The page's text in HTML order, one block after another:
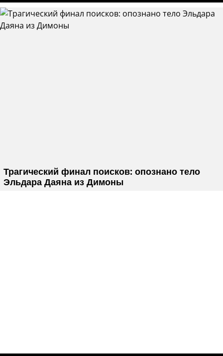
Трагический финал поисков: опознано тело
Эльдара Даяна из Димоны